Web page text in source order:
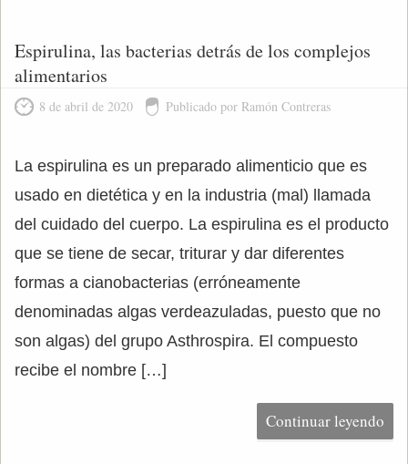
Espirulina, las bacterias detrás de los complejos
alimentarios
8 de abril de 2020 Publicado por Ramón Contreras
La espirulina es un preparado alimenticio que es
usado en dietética y en la industria (mal) llamada
del cuidado del cuerpo. La espirulina es el producto
que se tiene de secar, triturar y dar diferentes
formas a cianobacterias (erróneamente
denominadas algas verdeazuladas, puesto que no
son algas) del grupo Asthrospira. El compuesto
recibe el nombre […]
Continuar leyendo